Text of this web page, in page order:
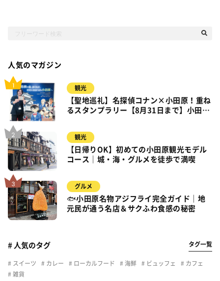
人気のマガジン
観光
【聖地巡礼】名探偵コナン×小田原！重ね
るスタンプラリー【8月31日まで】小田
観光
【日帰りOK】初めての小田原観光モデル
コース｜城・海・グルメを徒歩で満喫
グルメ
🐟小田原名物アジフライ完全ガイド｜地
元民が通う名店＆サクふわ食感の秘密
# 人気のタグ タグ一覧
スイーツ カレー ローカルフード 海鮮 ビュッフェ
カフェ
雑貨